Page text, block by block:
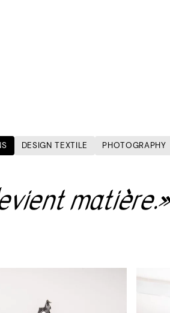
DESIGN TEXTILE PHOTOGRAPHY
matière.»